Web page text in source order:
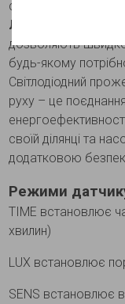
стійкість до
Легкий монтаж
:
дозволяють
будь-якому
Світлодіодний
руху – це
своїй ділянці та
додатковою
Режими
TIME встановлює
хвилин)
LUX встановлює
SENS встановлює